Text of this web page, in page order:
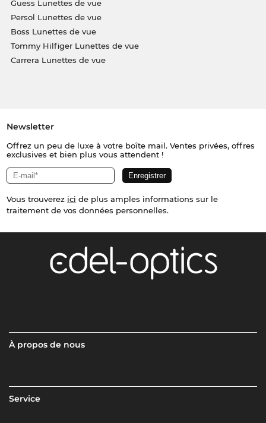
Guess Lunettes de vue
Persol Lunettes de vue
Boss Lunettes de vue
Tommy Hilfiger Lunettes de vue
Carrera Lunettes de vue
Newsletter
Offrez un peu de luxe à votre boîte mail. Ventes privées, offres
exclusives et bien plus vous attendent !
Vous trouverez ici de plus amples informations sur le
traitement de vos données personnelles.
À propos de nous
Service